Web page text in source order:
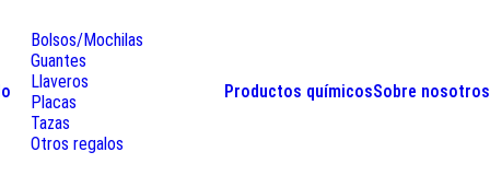
Bolsos/Mochilas
Guantes
Llaveros
Placas
Tazas
Otros regalos
Productos químicosSobre nosotros